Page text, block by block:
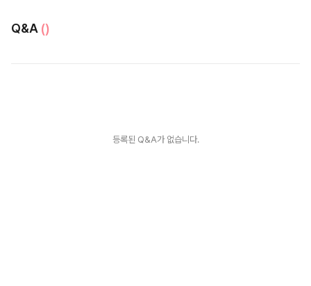
Q&A ()
등록된 Q&A가 없습니다.